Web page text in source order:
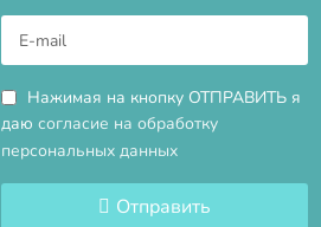
Нажимая на кнопку ОТПРАВИТЬ я
даю согласие на обработку
персональных данных
Отправить